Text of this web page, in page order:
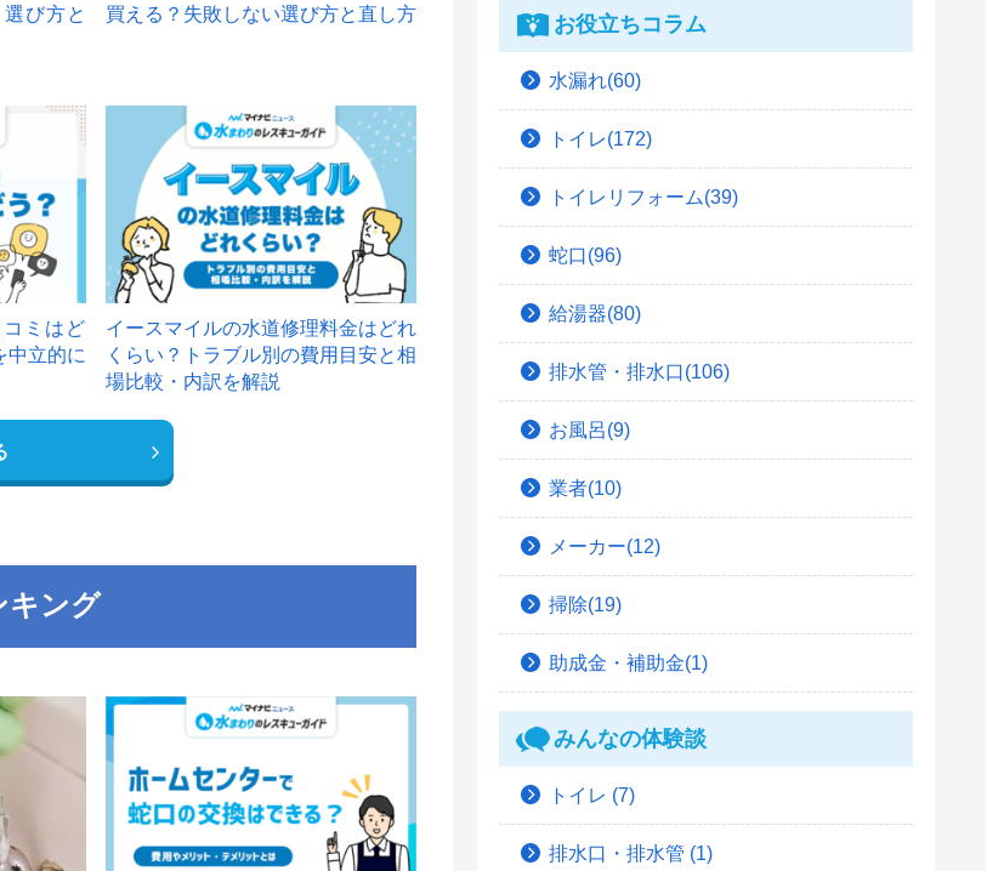
び方と
買える？失敗しない選び方と直し方
ミはど
中立的に
イースマイルの水道修理料金はどれ
くらい？トラブル別の費用目安と相
場比較・内訳を解説
キング
お役立ちコラム
水漏れ(60)
トイレ(172)
トイレリフォーム(39)
蛇口(96)
給湯器(80)
排水管・排水口(106)
お風呂(9)
業者(10)
メーカー(12)
掃除(19)
助成金・補助金(1)
みんなの体験談
トイレ (7)
排水口・排水管 (1)